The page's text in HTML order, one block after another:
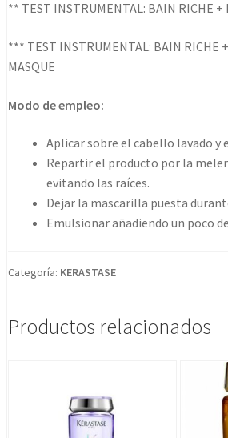
** TEST INSTRUMENTAL: BAIN RICHE +
*** TEST INSTRUMENTAL: BAIN RICHE
MASQUE
Modo de empleo:
Aplicar sobre el cabello lavado y
Repartir el producto por la
evitando las raíces.
Dejar la mascarilla puesta
Emulsionar añadiendo un poco
Categoría: KERASTASE
Productos relacionados